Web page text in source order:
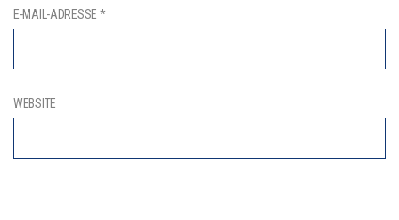
E-MAIL-ADRESSE *
WEBSITE